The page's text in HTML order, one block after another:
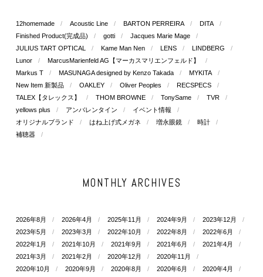
12homemade Acoustic Line BARTON PERREIRA
DITA
Finished Product(完成品)
gotti
Jacques Marie Mage
JULIUS TART OPTICAL
Kame Man Nen LENS
LINDBERG
Lunor
MarcusMarienfeld AG【マーカスマリエンフェルド】
Markus T
MASUNAGA designed by Kenzo Takada
MYKITA
New Item 新製品
OAKLEY Oliver Peoples
RECSPECS
TALEX【タレックス】
THOM BROWNE TonySame
TVR
yellows plus
アンバレンタイン
イベント情報
オリジナルブランド
はね上げ式メガネ 増永眼鏡
時計
補聴器
MONTHLY ARCHIVES
2026年8月 2026年4月 2025年11月 2024年9月
2023年12月
2023年5月
2023年3月 2022年10月 2022年8月
2022年6月
2022年1月
2021年10月 2021年9月 2021年6月
2021年4月
2021年3月
2021年2月 2020年12月
2020年11月
2020年10月
2020年9月 2020年8月 2020年6月
2020年4月